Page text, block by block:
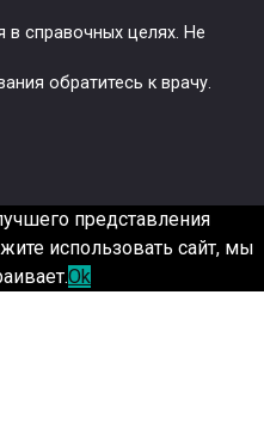
в справочных целях. Не
обратитесь к врачу.
представления
использовать сайт, мы
Ok